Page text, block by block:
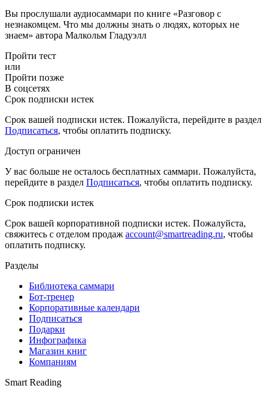
Вы прослушали аудиосаммари по книге «Разговор с
незнакомцем. Что мы должны знать о людях, которых не
знаем» автора Малкольм Гладуэлл
Пройти тест
или
Пройти позже
В соцсетях
Срок подписки истек
Срок вашей подписки истек. Пожалуйста, перейдите в раздел
Подписаться, чтобы оплатить подписку.
Доступ ограничен
У вас больше не осталось бесплатных саммари. Пожалуйста,
перейдите в раздел Подписаться, чтобы оплатить подписку.
Срок подписки истек
Срок вашей корпоративной подписки истек. Пожалуйста,
свяжитесь с отделом продаж account@smartreading.ru, чтобы
оплатить подписку.
Разделы
Библиотека саммари
Бот-тренер
Корпоративные календари
Подписаться
Подарки
Инфографика
Магазин книг
Компаниям
Smart Reading